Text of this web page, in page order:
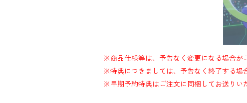
※商品仕様等は、予告なく変更になる場合が
※特典につきましては、予告なく終了する場
※早期予約特典はご注文に同梱してお送りい